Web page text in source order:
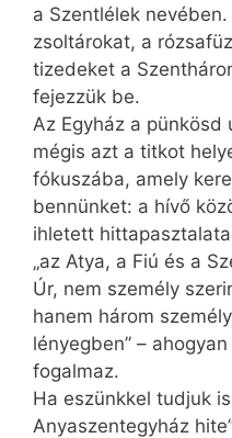
a Szentlélek
zsoltárokat, a
tizedeket a
fejezzük be.
Az Egyház a pünkösd
mégis azt a titkot
fókuszába, amely
bennünket: a hívő
ihletett
„az Atya, a Fiú és a
Úr, nem személy
hanem három
lényegben” –
fogalmaz.
Ha eszünkkel tudjuk
Anyaszentegyház